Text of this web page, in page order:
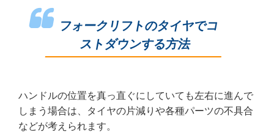
フォークリフトのタイヤでコ
ストダウンする方法
ハンドルの位置を真っ直ぐにしていても左右に進んで
しまう場合は、タイヤの片減りや各種パーツの不具合
などが考えられます。